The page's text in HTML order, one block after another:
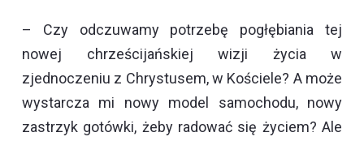
– Czy odczuwamy potrzebę pogłębiania tej
nowej chrześcijańskiej wizji życia w
zjednoczeniu z Chrystusem, w Kościele? A może
wystarcza mi nowy model samochodu, nowy
zastrzyk gotówki, żeby radować się życiem? Ale